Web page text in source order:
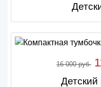
16 000 руб.